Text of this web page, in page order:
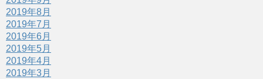
2019年8月
2019年7月
2019年6月
2019年5月
2019年4月
2019年3月